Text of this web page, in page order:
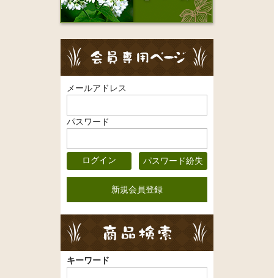
メールアドレス
パスワード
パスワード紛失
新規会員登録
キーワード